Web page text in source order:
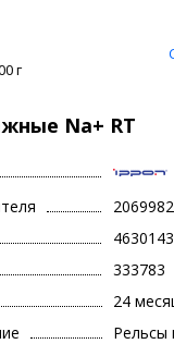
г
Na+ RT
2069982
333783
24
Рельсы